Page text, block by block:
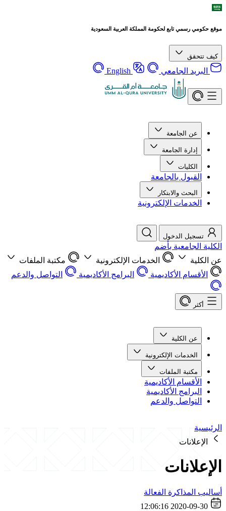
موقع حكومي رسمي تابع لحكومة المملكة العربية السعودية
كيف تتحقق
البريد الجامعي English
عن الجامعة
إدارة الجامعة
الكليات
القبول بالجامعة
البحث والابتكار
الخدمات الإلكترونية
تسجيل الدخول
الكلية الجامعية بأضم
عن الكلية
الخدمات الإلكترونية
مكتبة الملفات
الأقسام الأكاديمية
البرامج الأكاديمية التواصل والدعم
أكثر
عن الكلية
الخدمات الإلكترونية
مكتبة الملفات
الأقسام الأكاديمية
البرامج الأكاديمية
التواصل والدعم
الرئيسية
الإعلانات
الإعلانات
أساليب المذاكرة الفعالة
2020-09-30 12:06:16